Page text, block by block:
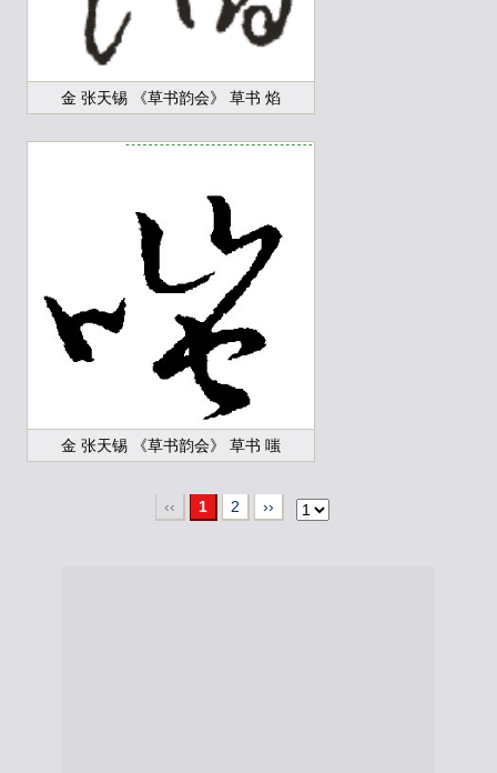
金 张天锡 《草书韵会》 草书 焰
金 张天锡 《草书韵会》 草书 嗤
‹‹ 1 2 ››